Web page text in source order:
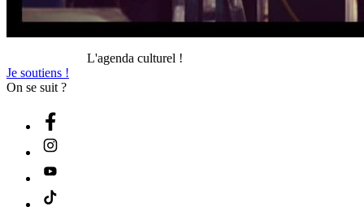
L'agenda culturel !
Je soutiens !
On se suit ?